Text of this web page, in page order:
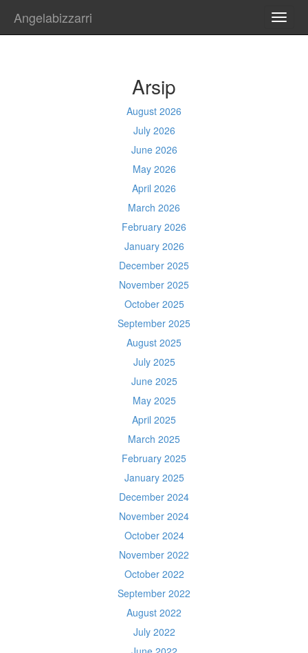
Angelabizzarri
Arsip
August 2026
July 2026
June 2026
May 2026
April 2026
March 2026
February 2026
January 2026
December 2025
November 2025
October 2025
September 2025
August 2025
July 2025
June 2025
May 2025
April 2025
March 2025
February 2025
January 2025
December 2024
November 2024
October 2024
November 2022
October 2022
September 2022
August 2022
July 2022